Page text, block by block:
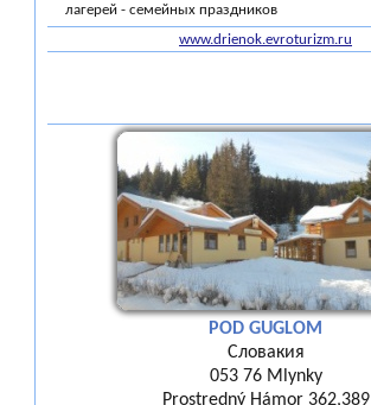
лагерей - семейных праздников
www.drienok.evroturizm.ru
POD GUGLOM
Словакия
053 76 Mlynky
Prostredný Hámor 362,389